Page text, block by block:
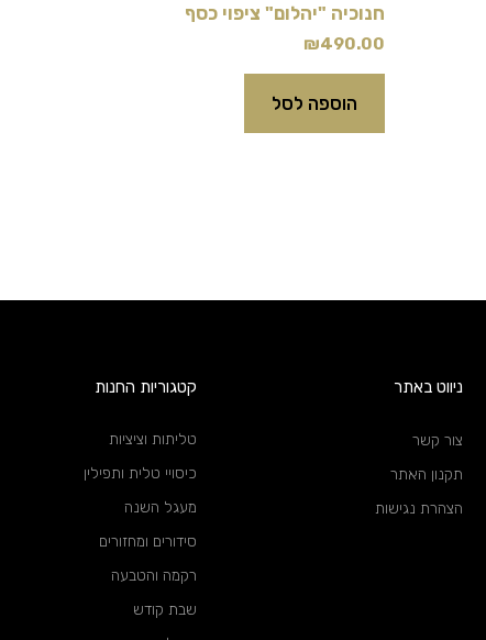
חנוכיה "יהלום" ציפוי כסף
₪490.00
הוספה לסל
ניווט באתר
צור קשר
תקנון האתר
הצהרת נגישות
קטגוריות החנות
טליתות וציציות
כיסויי טלית ותפילין
מעגל השנה
סידורים ומחזורים
רקמה והטבעה
שבת קודש